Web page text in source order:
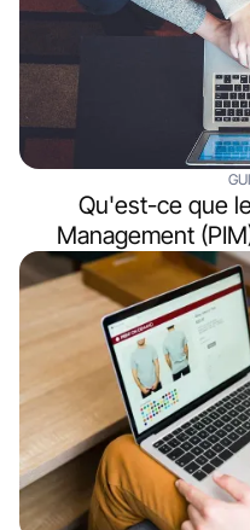
Qu'est-ce que
Management